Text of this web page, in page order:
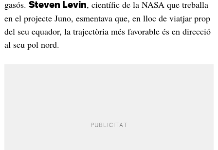
gasós. Steven Levin, científic de la NASA que treballa
en el projecte Juno, esmentava que, en lloc de viatjar prop
del seu equador, la trajectòria més favorable és en direcció
al seu pol nord.